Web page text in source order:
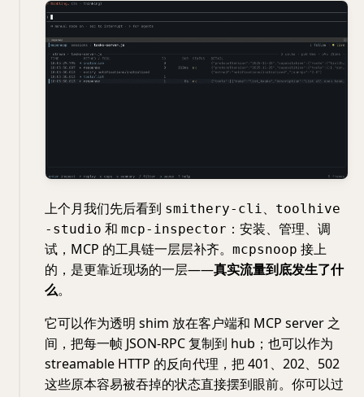
上个月我们先后看到 smithery-cli、
toolhive
-studio 和 mcp-inspector ：安装、管理、调
试，MCP 的工具链一层层补齐。 mcpsnoop 接上
的，是更靠近现场的一层——真实流量到底发生了什
么。
它可以作为透明 shim 放在客户端和 MCP server 之
间，把每一帧 JSON-RPC 复制到 hub；也可以作为
streamable HTTP 的反向代理，把 401、202、502
这些原本容易被吞掉的状态直接摆到眼前。你可以过